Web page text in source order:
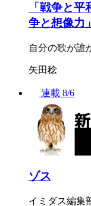
「戦争と
争と想像力」
自分の歌が誰
矢田稔
連載 8/6
ゾス
イミダス編集